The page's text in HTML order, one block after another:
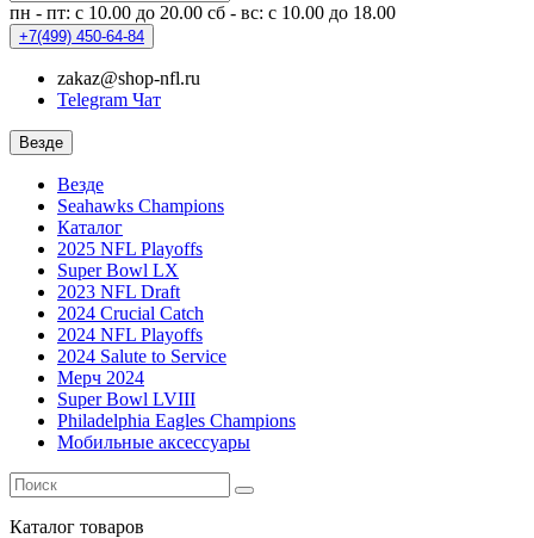
пн - пт: с 10.00 до 20.00 сб - вс: с 10.00 до 18.00
+7(499) 450-64-84
zakaz@shop-nfl.ru
Telegram Чат
Везде
Везде
Seahawks Champions
Каталог
2025 NFL Playoffs
Super Bowl LX
2023 NFL Draft
2024 Crucial Catch
2024 NFL Playoffs
2024 Salute to Service
Мерч 2024
Super Bowl LVIII
Philadelphia Eagles Champions
Мобильные аксессуары
Каталог товаров